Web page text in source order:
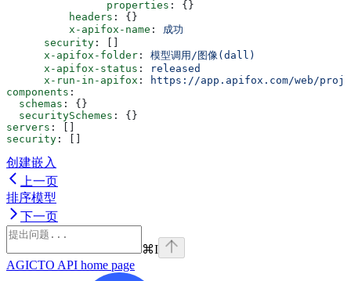
                properties
: {}
          headers
: {}
          x-apifox-name
: 成功
      security
: []
      x-apifox-folder
: 模型调用/图像(dall)
      x-apifox-status
:
released
      x-run-in-apifox
:
https://app.apifox.com/web/
components :
  schemas
: {}
  securitySchemes
: {}
servers : []
security : []
创建嵌入
上一页
排序模型
下一页
⌘I
AGICTO API home page